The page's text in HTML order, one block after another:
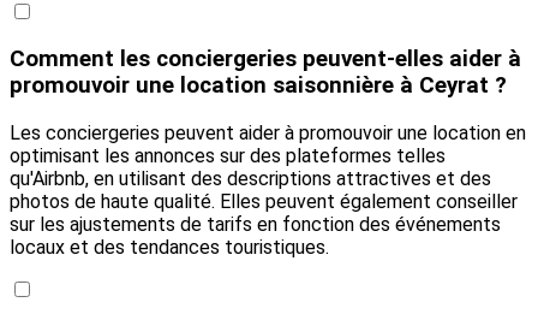
Comment les conciergeries peuvent-elles aider à
promouvoir une location saisonnière à Ceyrat ?
Les conciergeries peuvent aider à promouvoir une location en
optimisant les annonces sur des plateformes telles
qu'Airbnb, en utilisant des descriptions attractives et des
photos de haute qualité. Elles peuvent également conseiller
sur les ajustements de tarifs en fonction des événements
locaux et des tendances touristiques.